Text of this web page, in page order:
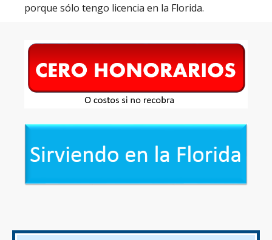
porque sólo tengo licencia en la Florida.